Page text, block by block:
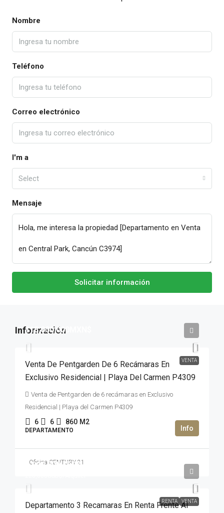
Nombre
Teléfono
Correo electrónico
I'm a
Select
Mensaje
Solicitar información
VENTA
118,000,000MXN$
Venta De Pentgarden De 6 Recámaras En
Exclusivo Residencial | Playa Del Carmen P4309
Venta de Pentgarden de 6 recámaras en Exclusivo
Residencial | Playa del Carmen P4309
6 6 860 M2
DEPARTAMENTO
Oficina CENTURY 21
RENTA VENTA
3,000,000USD$
Departamento 3 Recamaras En Renta Frente Al